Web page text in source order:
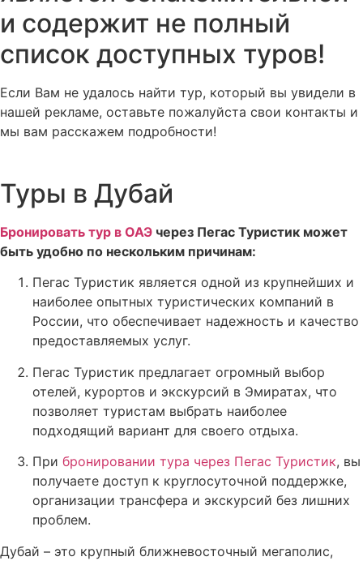
и содержит не полный
список доступных туров!
Если Вам не удалось найти тур, который вы увидели в
нашей рекламе, оставьте пожалуйста свои контакты и
мы вам расскажем подробности!
Туры в Дубай
Бронировать тур в ОАЭ через Пегас Туристик может
быть удобно по нескольким причинам:
Пегас Туристик является одной из крупнейших и
наиболее опытных туристических компаний в
России, что обеспечивает надежность и качество
предоставляемых услуг.
Пегас Туристик предлагает огромный выбор
отелей, курортов и экскурсий в Эмиратах, что
позволяет туристам выбрать наиболее
подходящий вариант для своего отдыха.
При бронировании тура через Пегас Туристик, вы
получаете доступ к круглосуточной поддержке,
организации трансфера и экскурсий без лишних
проблем.
Дубай – это крупный ближневосточный мегаполис,